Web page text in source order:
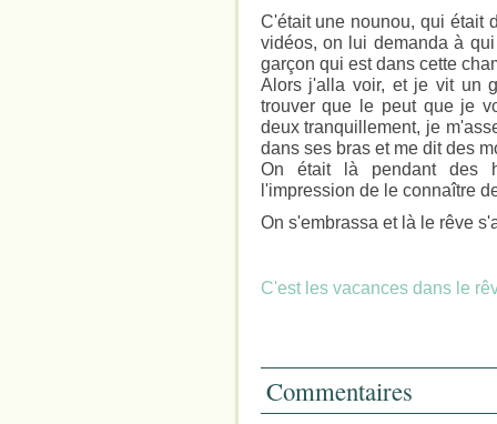
C'était une nounou, qui était
vidéos, on lui demanda à
garçon qui est dans cette
Alors j'alla voir, et je vit un
trouver que le peut que je
deux tranquillement, je
dans ses bras et me dit des
On était là pendant des
l'impression de le connaître
On s'embrassa et là le rêve
C'est les vacances dans le
Commentaires